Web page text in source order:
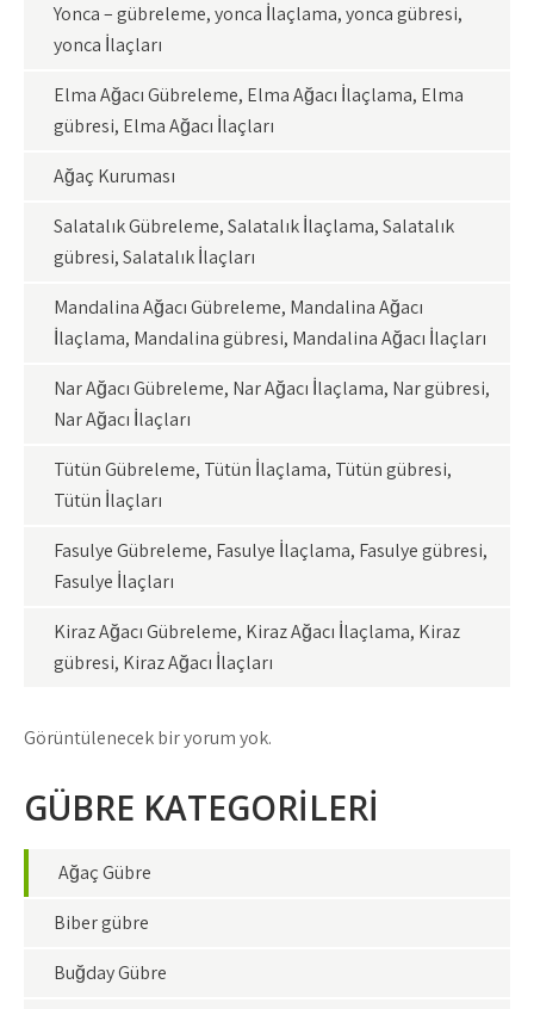
Yonca – gübreleme, yonca İlaçlama, yonca gübresi,
yonca İlaçları
Elma Ağacı Gübreleme, Elma Ağacı İlaçlama, Elma
gübresi, Elma Ağacı İlaçları
Ağaç Kuruması
Salatalık Gübreleme, Salatalık İlaçlama, Salatalık
gübresi, Salatalık İlaçları
Mandalina Ağacı Gübreleme, Mandalina Ağacı
İlaçlama, Mandalina gübresi, Mandalina Ağacı İlaçları
Nar Ağacı Gübreleme, Nar Ağacı İlaçlama, Nar gübresi,
Nar Ağacı İlaçları
Tütün Gübreleme, Tütün İlaçlama, Tütün gübresi,
Tütün İlaçları
Fasulye Gübreleme, Fasulye İlaçlama, Fasulye gübresi,
Fasulye İlaçları
Kiraz Ağacı Gübreleme, Kiraz Ağacı İlaçlama, Kiraz
gübresi, Kiraz Ağacı İlaçları
Görüntülenecek bir yorum yok.
GÜBRE KATEGORİLERİ
Ağaç Gübre
Biber gübre
Buğday Gübre